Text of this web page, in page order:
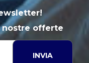
nostre offerte
INVIA